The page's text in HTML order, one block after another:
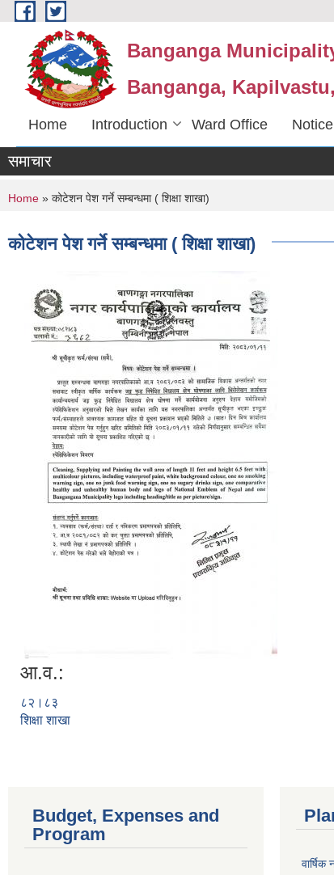
Skip to main content
Banganga
Banganga,
Home Introduction Ward Office
समाचार
You are here
Home » कोटेशन पेश गर्ने सम्बन्धमा ( शिक्षा शाखा)
कोटेशन पेश गर्ने सम्बन्धमा ( शिक्षा शाखा)
आ.व.:
८२।८३
शिक्षा शाखा
Budget, Expenses and
Program